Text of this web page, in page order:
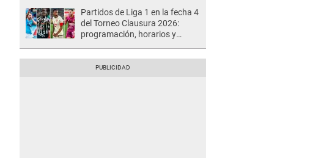
Partidos de Liga 1 en la fecha 4
del Torneo Clausura 2026:
programación, horarios y